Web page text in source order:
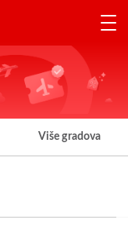
Više gradova